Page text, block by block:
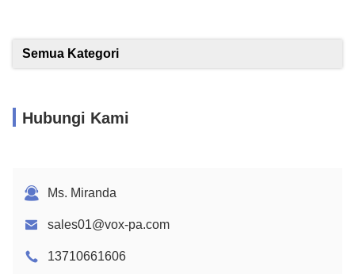
Semua Kategori
Hubungi Kami
Ms. Miranda
sales01@vox-pa.com
13710661606